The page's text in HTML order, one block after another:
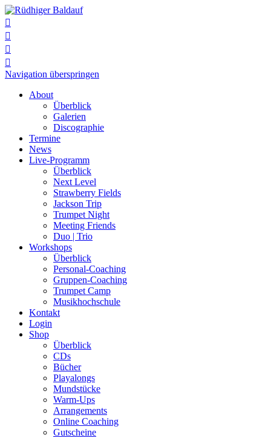




Navigation überspringen
About
Überblick
Galerien
Discographie
Termine
News
Live-Programm
Überblick
Next Level
Strawberry Fields
Jackson Trip
Trumpet Night
Meeting Friends
Duo | Trio
Workshops
Überblick
Personal-Coaching
Gruppen-Coaching
Trumpet Camp
Musikhochschule
Kontakt
Login
Shop
Überblick
CDs
Bücher
Playalongs
Mundstücke
Warm-Ups
Arrangements
Online Coaching
Gutscheine